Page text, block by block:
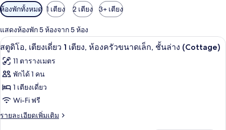
ตัว
กรอง
ที่
มี
ให้
สำหรับ
ห้อง
พัก
ห้องพักทั้งหมด 1 เตียง 2 เตียง 3+ เตียง
แสดงห้องพัก 5 ห้องจาก 5 ห้อง
เปิด
ภาพถ่าย
ทั้งหมด
ของ
สตู
ดิโอ,
อ่างล้างมือ
2
สตูดิโอ, เตียงเดี่ยว 1 เตียง, ห้องครัวขนาดเล็ก, ชั้นล่าง (Cottage)
11 ตารางเมตร
พักได้ 1 คน
1 เตียงเดี่ยว
Wi-Fi ฟรี
รายละเอียดเพิ่มเติม
ราย